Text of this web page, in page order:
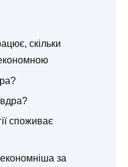
скільки
споживає
за